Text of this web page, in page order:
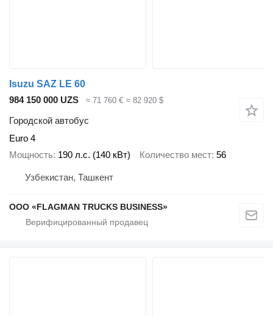
Isuzu SAZ LE 60
984 150 000 UZS
≈ 71 760 € ≈ 82 920 $
Городской автобус
Euro 4
Мощность 190 л.с. (140 кВт) Количество мест 56
Узбекистан, Ташкент
ООО «FLAGMAN TRUCKS BUSINESS»